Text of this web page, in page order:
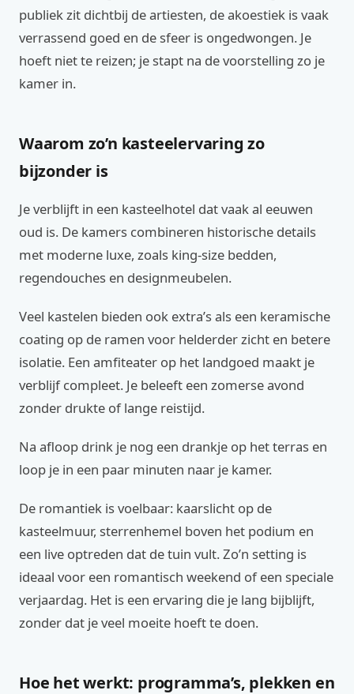
publiek zit dichtbij de artiesten, de akoestiek is vaak
verrassend goed en de sfeer is ongedwongen. Je
hoeft niet te reizen; je stapt na de voorstelling zo je
kamer in.
Waarom zo’n kasteelervaring zo
bijzonder is
Je verblijft in een kasteelhotel dat vaak al eeuwen
oud is. De kamers combineren historische details
met moderne luxe, zoals king‑size bedden,
regendouches en designmeubelen.
Veel kastelen bieden ook extra’s als een keramische
coating op de ramen voor helderder zicht en betere
isolatie. Een amfiteater op het landgoed maakt je
verblijf compleet. Je beleeft een zomerse avond
zonder drukte of lange reistijd.
Na afloop drink je nog een drankje op het terras en
loop je in een paar minuten naar je kamer.
De romantiek is voelbaar: kaarslicht op de
kasteelmuur, sterrenhemel boven het podium en
een live optreden dat de tuin vult. Zo’n setting is
ideaal voor een romantisch weekend of een speciale
verjaardag. Het is een ervaring die je lang bijblijft,
zonder dat je veel moeite hoeft te doen.
Hoe het werkt: programma’s, plekken en